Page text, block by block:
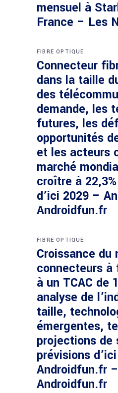
mensuel à
France – Les
FIBRE OPTIQUE
Connecteur
dans la taille
des
demande, les
futures, les
opportunités
et les acteurs
marché
croître à
d’ici 2029 –
Androidfun.fr
FIBRE OPTIQUE
Croissance du
connecteurs à
à un TCAC de
analyse de
taille,
émergentes,
projections
prévisions
Androidfun.fr –
Androidfun.fr